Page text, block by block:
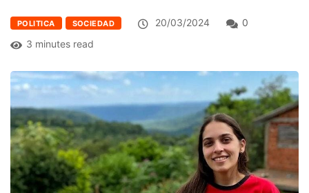
POLITICA SOCIEDAD 20/03/2024
0
3 minutes read